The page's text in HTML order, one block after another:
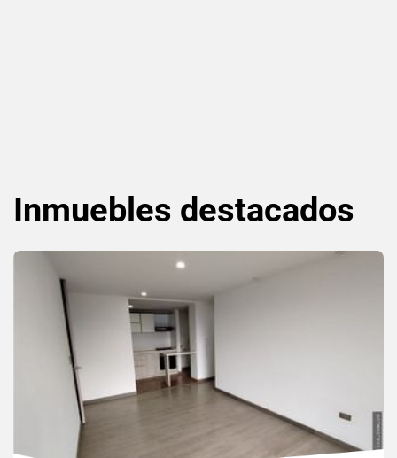
Inmuebles destacados